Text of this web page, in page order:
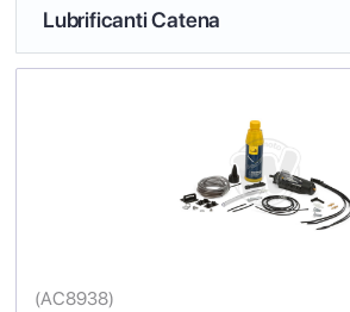
Lubrificanti Catena
(AC8938)